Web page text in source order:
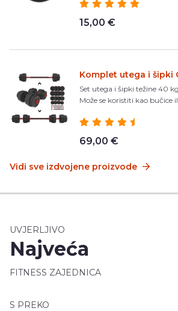
15,00 €
Komplet utega i šipki
Set utega i šipki težine 40
Može se koristiti kao bučice
69,00 €
Vidi sve izdvojene proizvode
UVJERLJIVO
Najveća
FITNESS ZAJEDNICA
S PREKO